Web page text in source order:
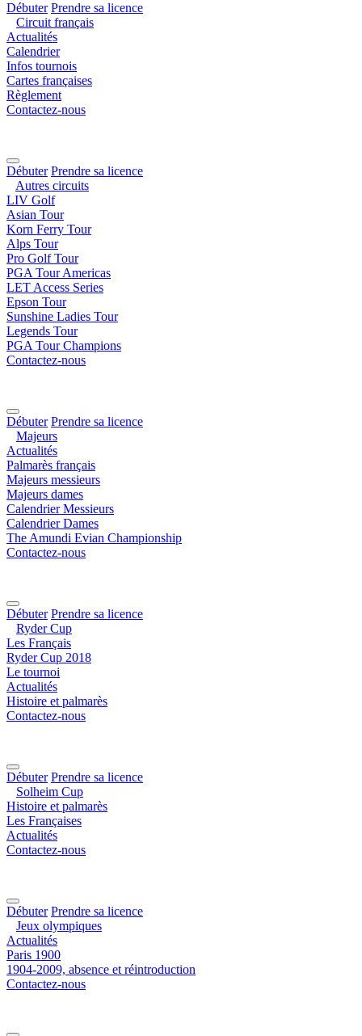
Débuter Prendre sa licence
Circuit français
Actualités
Calendrier
Infos tournois
Cartes françaises
Règlement
Contactez-nous
Débuter Prendre sa licence
Autres circuits
LIV Golf
Asian Tour
Korn Ferry Tour
Alps Tour
Pro Golf Tour
PGA Tour Americas
LET Access Series
Epson Tour
Sunshine Ladies Tour
Legends Tour
PGA Tour Champions
Contactez-nous
Débuter Prendre sa licence
Majeurs
Actualités
Palmarès français
Majeurs messieurs
Majeurs dames
Calendrier Messieurs
Calendrier Dames
The Amundi Evian Championship
Contactez-nous
Débuter Prendre sa licence
Ryder Cup
Les Français
Ryder Cup 2018
Le tournoi
Actualités
Histoire et palmarès
Contactez-nous
Débuter Prendre sa licence
Solheim Cup
Histoire et palmarès
Les Françaises
Actualités
Contactez-nous
Débuter Prendre sa licence
Jeux olympiques
Actualités
Paris 1900
1904-2009, absence et réintroduction
Contactez-nous